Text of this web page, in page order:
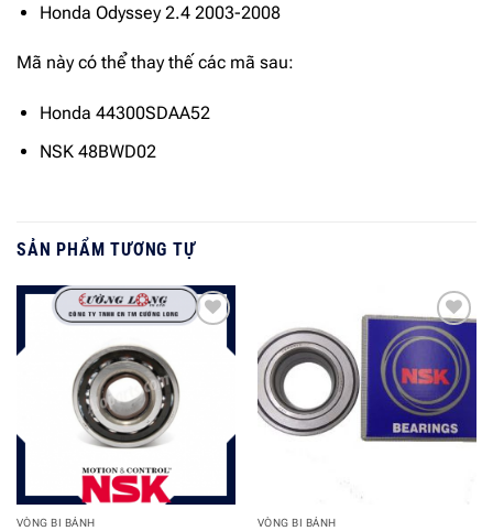
Honda Odyssey 2.4 2003-2008
Mã này có thể thay thế các mã sau:
Honda 44300SDAA52
NSK 48BWD02
SẢN PHẨM TƯƠNG TỰ
VÒNG BI BÁNH
Add to
wishlist
VÒNG BI BÁNH